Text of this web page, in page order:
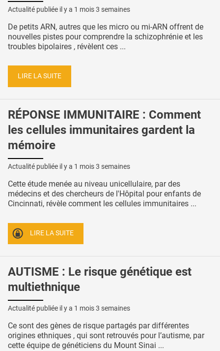
Actualité publiée il y a 1 mois 3 semaines
De petits ARN, autres que les micro ou mi-ARN offrent de
nouvelles pistes pour comprendre la schizophrénie et les
troubles bipolaires , révèlent ces ...
LIRE LA SUITE
RÉPONSE IMMUNITAIRE : Comment
les cellules immunitaires gardent la
mémoire
Actualité publiée il y a 1 mois 3 semaines
Cette étude menée au niveau unicellulaire, par des
médecins et des chercheurs de l'Hôpital pour enfants de
Cincinnati, révèle comment les cellules immunitaires ...
LIRE LA SUITE
AUTISME : Le risque génétique est
multiethnique
Actualité publiée il y a 1 mois 3 semaines
Ce sont des gènes de risque partagés par différentes
origines ethniques , qui sont retrouvés pour l’autisme, par
cette équipe de généticiens du Mount Sinai ...